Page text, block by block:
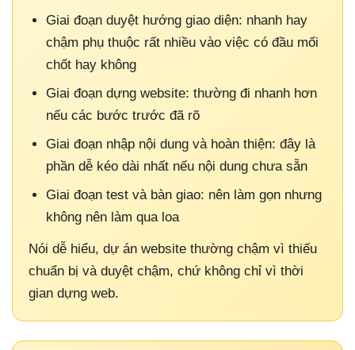
Giai đoạn duyệt hướng giao diện: nhanh hay
chậm phụ thuộc rất nhiều vào việc có đầu mối
chốt hay không
Giai đoạn dựng website: thường đi nhanh hơn
nếu các bước trước đã rõ
Giai đoạn nhập nội dung và hoàn thiện: đây là
phần dễ kéo dài nhất nếu nội dung chưa sẵn
Giai đoạn test và bàn giao: nên làm gọn nhưng
không nên làm qua loa
Nói dễ hiểu, dự án website thường chậm vì thiếu
chuẩn bị và duyệt chậm, chứ không chỉ vì thời
gian dựng web.